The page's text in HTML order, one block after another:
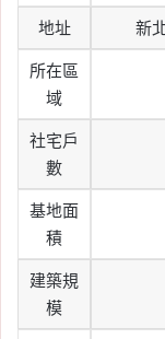
地址 新
所在區
域
社宅戶
數
基地面
積
建築規
模